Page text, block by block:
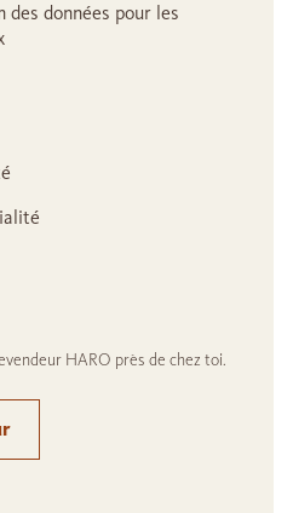
données pour les
HARO près de chez toi.